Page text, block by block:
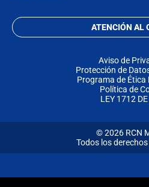
ATENCIÓN AL
Aviso de
Protección de
Programa de Ética
Política de
LEY 1712
© 2026 RCN
Todos los